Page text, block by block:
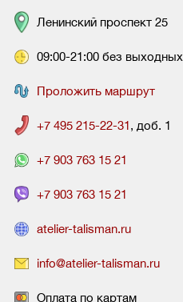
Ленинский проспект 25
09:00-21:00 без выходных
Проложить маршрут
+7 495 215-22-31, доб. 1
+7 903 763 15 21
+7 903 763 15 21
atelier-talisman.ru
info@atelier-talisman.ru
Оплата по картам